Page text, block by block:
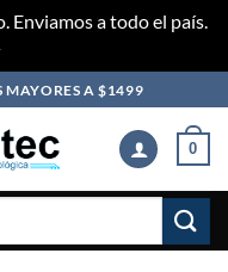
Enviamos a todo el país.
MAYORES A $1499
0